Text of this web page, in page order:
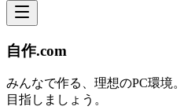
自作.com
みんなで作る、理想のPC環境。
目指しましょう。